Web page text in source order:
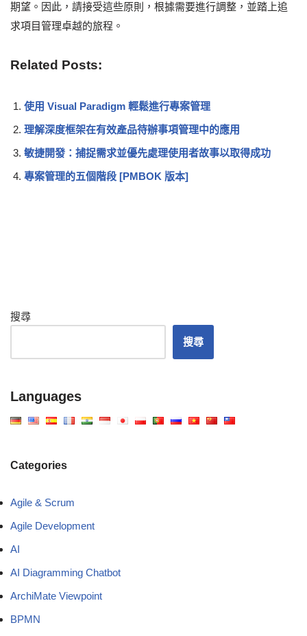
期望。因此，請接受這些原則，根據需要進行調整，並踏上追
求項目管理卓越的旅程。
Related Posts:
使用 Visual Paradigm 輕鬆進行專案管理
理解深度框架在有效產品待辦事項管理中的應用
敏捷開發：捕捉需求並優先處理使用者故事以取得成功
專案管理的五個階段 [PMBOK 版本]
搜尋
搜尋
Languages
Categories
Agile & Scrum
Agile Development
AI
AI Diagramming Chatbot
ArchiMate Viewpoint
BPMN